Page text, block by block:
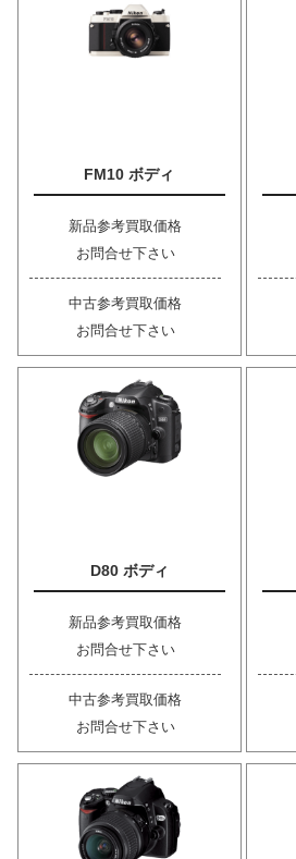
FM10 ボディ
新品参考買取価格
お問合せ下さい
中古参考買取価格
お問合せ下さい
D80 ボディ
新品参考買取価格
お問合せ下さい
中古参考買取価格
お問合せ下さい